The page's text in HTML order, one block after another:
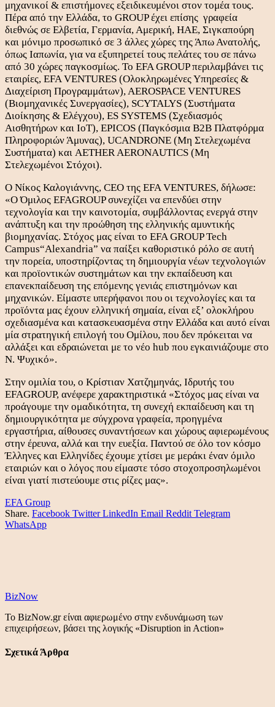
μηχανικοί & επιστήμονες εξειδικευμένοι στον τομέα τους.
Πέρα από την Ελλάδα, τo GROUP έχει επίσης γραφεία
διεθνώς σε Ελβετία, Γερμανία, Αμερική, ΗΑΕ, Σιγκαπούρη
και μόνιμο προσωπικό σε 3 άλλες χώρες της Άπω Ανατολής,
όπως Ιαπωνία, για να εξυπηρετεί τους πελάτες του σε πάνω
από 30 χώρες παγκοσμίως. To EFA GROUP περιλαμβάνει τις
εταιρίες, EFA VENTURES (Ολοκληρωμένες Υπηρεσίες &
Διαχείριση Προγραμμάτων), AEROSPACE VENTURES
(Βιομηχανικές Συνεργασίες), SCYTALYS (Συστήματα
Διοίκησης & Ελέγχου), ES SYSTEMS (Σχεδιασμός
Αισθητήρων και IoT), EPICOS (Παγκόσμια B2B Πλατφόρμα
Πληροφοριών Άμυνας), UCANDRONE (Μη Στελεχωμένα
Συστήματα) και AETHER AERONAUTICS (Μη
Στελεχωμένοι Στόχοι).
Ο Νίκος Καλογιάννης, CEO της EFA VENTURES, δήλωσε:
«Ο Όμιλος EFAGROUP συνεχίζει να επενδύει στην
τεχνολογία και την καινοτομία, συμβάλλοντας ενεργά στην
ανάπτυξη και την προώθηση της ελληνικής αμυντικής
βιομηχανίας. Στόχος μας είναι το EFA GROUP Tech
Campus“Alexandria” να παίξει καθοριστικό ρόλο σε αυτή
την πορεία, υποστηρίζοντας τη δημιουργία νέων τεχνολογιών
και προϊοντικών συστημάτων και την εκπαίδευση και
επανεκπαίδευση της επόμενης γενιάς επιστημόνων και
μηχανικών. Είμαστε υπερήφανοι που οι τεχνολογίες και τα
προϊόντα μας έχουν ελληνική σημαία, είναι εξ’ ολοκλήρου
σχεδιασμένα και κατασκευασμένα στην Ελλάδα και αυτό είναι
μία στρατηγική επιλογή του Ομίλου, που δεν πρόκειται να
αλλάξει και εδραιώνεται με το νέο hub που εγκαινιάζουμε στο
Ν. Ψυχικό».
Στην ομιλία του, ο Κρίστιαν Χατζημηνάς, Ιδρυτής του
EFAGROUP, ανέφερε χαρακτηριστικά «Στόχος μας είναι να
προάγουμε την ομαδικότητα, τη συνεχή εκπαίδευση και τη
δημιουργικότητα με σύγχρονα γραφεία, προηγμένα
εργαστήρια, αίθουσες συναντήσεων και χώρους αφιερωμένους
στην έρευνα, αλλά και την ευεξία. Παντού σε όλο τον κόσμο
Έλληνες και Ελληνίδες έχουμε χτίσει με μεράκι έναν όμιλο
εταιριών και ο λόγος που είμαστε τόσο στοχοπροσηλωμένοι
είναι γιατί πιστεύουμε στις ρίζες μας».
EFA Group
Share. Facebook Twitter LinkedIn Email Reddit Telegram
WhatsApp
BizNow
Το BizNow.gr είναι αφιερωμένο στην ενδυνάμωση των
επιχειρήσεων, βάσει της λογικής «Disruption in Action»
Σχετικά Άρθρα